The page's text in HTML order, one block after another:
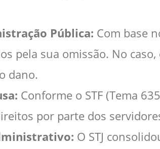
Pública: Com base
pela sua omissão. No
dano.
Conforme o STF (Tema
por parte dos
O STJ